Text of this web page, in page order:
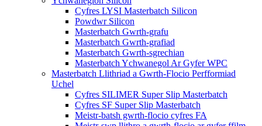
Cyfres LYSI Masterbatch Silicon
Powdwr Silicon
Masterbatch Gwrth-grafu
Masterbatch Gwrth-grafiad
Masterbatch Gwrth-sgrechian
Masterbatch Ychwanegol Ar Gyfer WPC
Masterbatch Llithriad a Gwrth-Flocio Perfformiad
Uchel
Cyfres SILIMER Super Slip Masterbatch
Cyfres SF Super Slip Masterbatch
Meistr-batsh gwrth-flocio cyfres FA